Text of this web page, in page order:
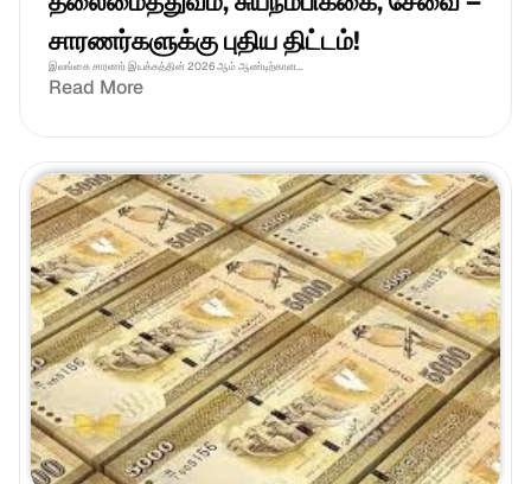
சாரணர்களுக்கு புதிய திட்டம்!
இலங்கை சாரணர் இயக்கத்தின் 2026 ஆம் ஆண்டிற்கான...
Read More